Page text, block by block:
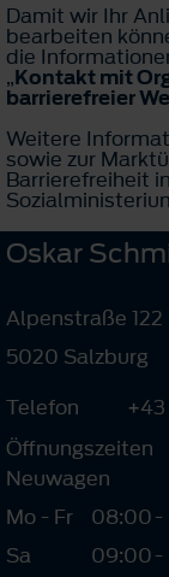
Damit wir Ihr
bearbeiten
die
„Kontakt mit
barrierefreier
Weitere
sowie zur
Barrierefreiheit
Oskar
Alpenstraße 122
5020 Salzburg
Telefon
Öffnungszeiten
Neuwagen
Mo - Fr
08:00-
Sa
09:00-